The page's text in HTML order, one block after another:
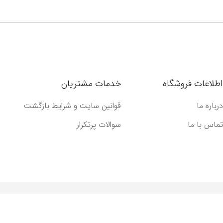
اطلاعات فروشگاه
درباره ما
تماس با ما
خدمات مشتریان
قوانین سایت و شرایط بازگشت
سوالات پرتکرار